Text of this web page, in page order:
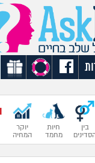
בין
חיות
מחמד
יוקר
המחיה